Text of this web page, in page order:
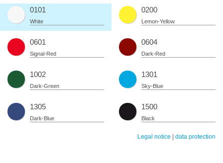
0101
White
0200
Lemon-Yellow
0601
Signal-Red
0604
Dark-Red
1002
Dark-Green
1301
Sky-Blue
1305
Dark-Blue
1500
Black
Legal notice | data protection